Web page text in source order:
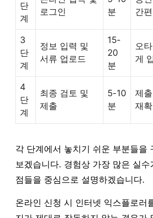
단
계
로그인
분
간
3
단
계
정보 입력 및
서류 업로드
15-
20
분
오
게
4
단
계
최종 검토 및
제출
5-10
분
제
재
각 단계에서 놓치기 쉬운 부분들을
보겠습니다. 경험상 가장 많은 실수
점들을 중심으로 설명하겠습니다.
온라인 신청 시 인터넷 익스플로러